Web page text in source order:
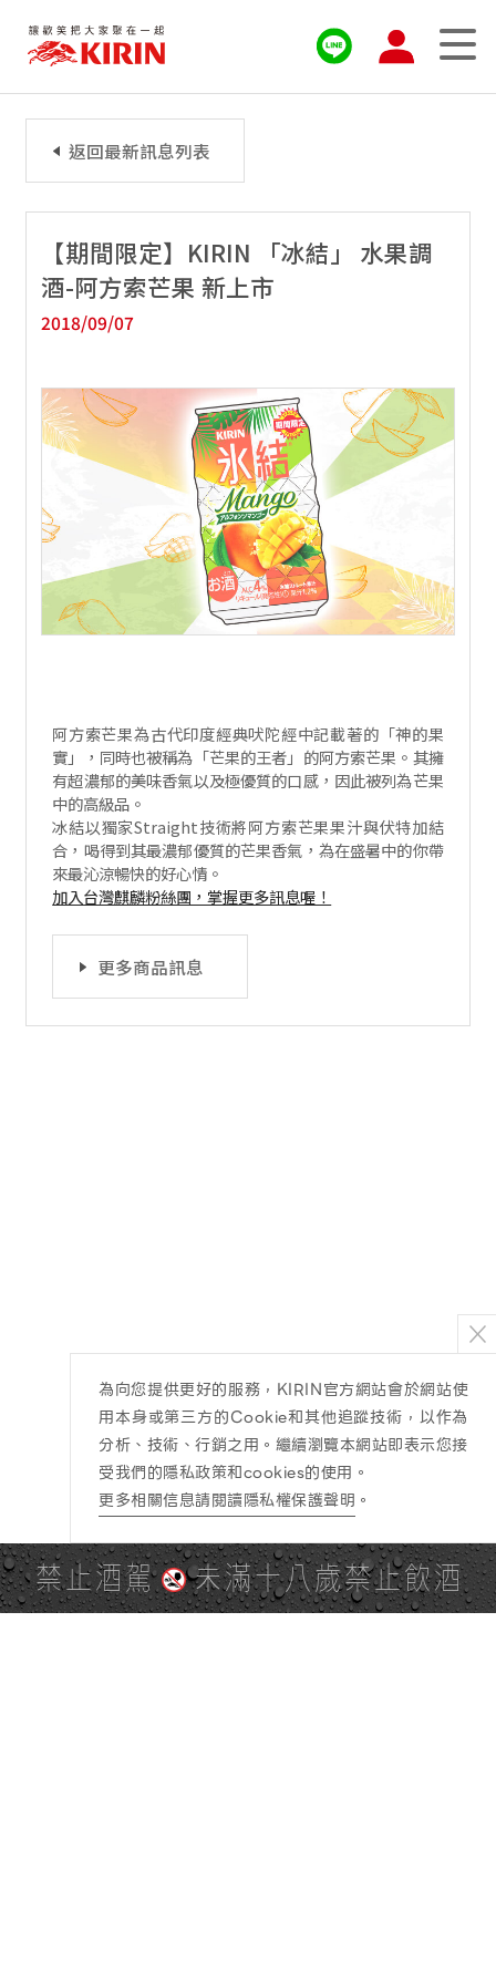
【期間限定】KIRIN 「冰結」 水果調
酒-阿方索芒果 新上市
2018/09/07
阿方索芒果為古代印度經典吠陀經中記載著的「神的果
實」，同時也被稱為「芒果的王者」的阿方索芒果。其擁
有超濃郁的美味香氣以及極優質的口感，因此被列為芒果
中的高級品。
冰結以獨家Straight技術將阿方索芒果果汁與伏特加結
合，喝得到其最濃郁優質的芒果香氣，為在盛暑中的你帶
來最沁涼暢快的好心情。
加入台灣麒麟粉絲團，掌握更多訊息喔！
更多商品訊息
返回最新訊息列表
禁止酒駕 未滿十八歲禁止飲酒
為向您提供更好的服務，KIRIN官方網站會於網站使
用本身或第三方的Cookie和其他追蹤技術，以作為
分析、技術、行銷之用。繼續瀏覽本網站即表示您接
受我們的隱私政策和cookies的使用。
更多相關信息請閱讀隱私權保護聲明 。
PAGE TOP